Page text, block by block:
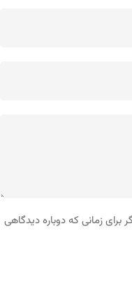
زمانی که دوباره دیدگاهی